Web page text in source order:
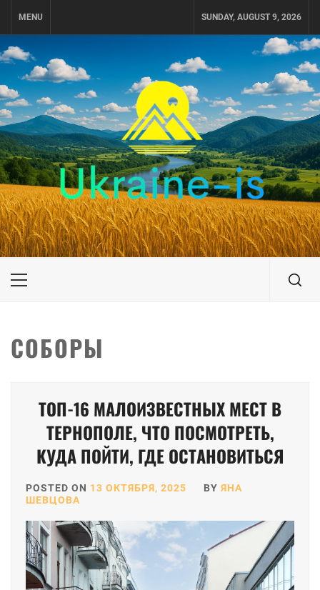
MENU SUNDAY, AUGUST 9, 2026
UKRAINE-IS
ПУТЕШЕСТВИЕ ПО УКРАИНЕ
Primary
СОБОРЫ
ТОП-16 МАЛОИЗВЕСТНЫХ МЕСТ В
ТЕРНОПОЛЕ, ЧТО ПОСМОТРЕТЬ,
КУДА ПОЙТИ, ГДЕ ОСТАНОВИТЬСЯ
POSTED ON 13 ОКТЯБРЯ, 2025 BY ЯНА
ШЕВЦОВА